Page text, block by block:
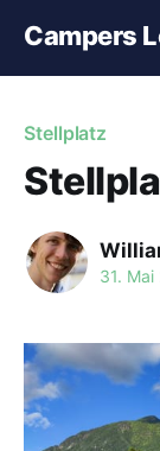
Campers
Stellplatz
31. Mai